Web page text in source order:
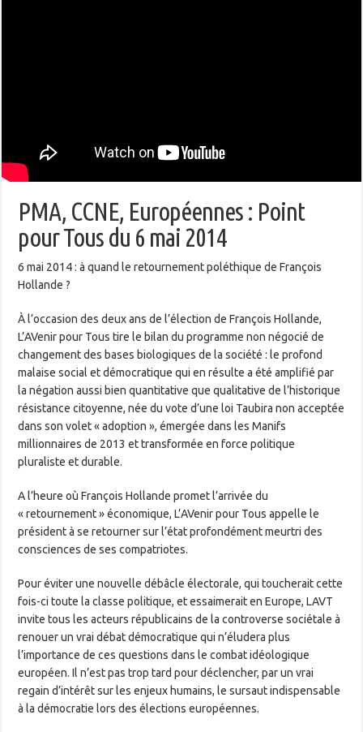
PMA, CCNE, Européennes : Point
pour Tous du 6 mai 2014
6 mai 2014 : à quand le retournement poléthique de François
Hollande ?
À l’occasion des deux ans de l’élection de François Hollande,
L’AVenir pour Tous tire le bilan du programme non négocié de
changement des bases biologiques de la société : le profond
malaise social et démocratique qui en résulte a été amplifié par
la négation aussi bien quantitative que qualitative de l’historique
résistance citoyenne, née du vote d’une loi Taubira non acceptée
dans son volet « adoption », émergée dans les Manifs
millionnaires de 2013 et transformée en force politique
pluraliste et durable.
A l’heure où François Hollande promet l’arrivée du
« retournement » économique, L’AVenir pour Tous appelle le
président à se retourner sur l’état profondément meurtri des
consciences de ses compatriotes.
Pour éviter une nouvelle débâcle électorale, qui toucherait cette
fois-ci toute la classe politique, et essaimerait en Europe, LAVT
invite tous les acteurs républicains de la controverse sociétale à
renouer un vrai débat démocratique qui n’éludera plus
l’importance de ces questions dans le combat idéologique
européen. Il n’est pas trop tard pour déclencher, par un vrai
regain d’intérêt sur les enjeux humains, le sursaut indispensable
à la démocratie lors des élections européennes.